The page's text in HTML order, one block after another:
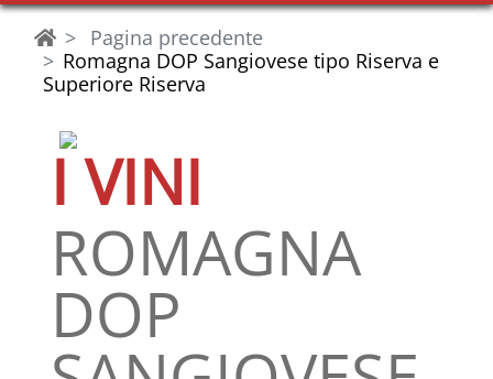
Pagina precedente
Romagna DOP Sangiovese tipo Riserva e
Superiore Riserva
I VINI
ROMAGNA
DOP